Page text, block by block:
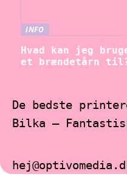
INFO
Hvad kan jeg
et brændetårn
De bedste
Bilka –